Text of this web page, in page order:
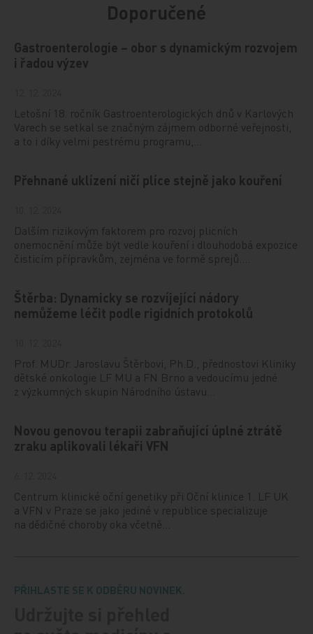
Doporučené
Gastroenterologie – obor s dynamickým rozvojem
i řadou výzev
Letošní 18. ročník Gastroenterologických dnů v Karlových
Varech se setkal se značným zájmem odborné veřejnosti,
a to i díky velmi pestrému programu,…
Přehnané uklízení ničí plíce stejně jako kouření
Dalším rizikovým faktorem pro rozvoj plicních
onemocnění může být vedle kouření i dlouhodobá expozice
čisticím přípravkům, zejména ve formě sprejů.…
Štěrba: Dynamicky se rozvíjející nádory
nemůžeme léčit podle rigidních protokolů
Prof. MUDr. Jaroslavu Štěrbovi, Ph.D., přednostovi Kliniky
dětské onkologie LF MU a FN Brno a vedoucímu jedné
z výzkumných skupin Národního ústavu…
Novou genovou terapii zabraňující úplné ztrátě
zraku aplikovali lékaři VFN
Centrum klinické oční genetiky při Oční klinice 1. LF UK
a VFN v Praze se jako jediné v republice specializuje
na dědičné choroby oka včetně…
PŘIHLASTE SE K ODBĚRU NOVINEK.